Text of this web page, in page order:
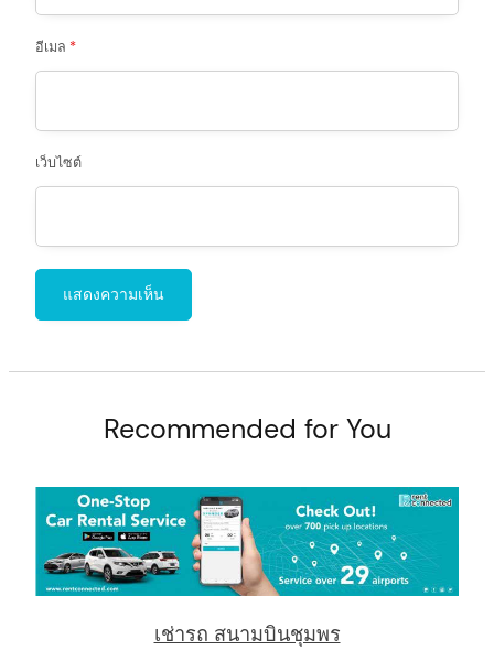
อีเมล *
เว็บไซต์
Recommended for You
เช่ารถ สนามบินชุมพร